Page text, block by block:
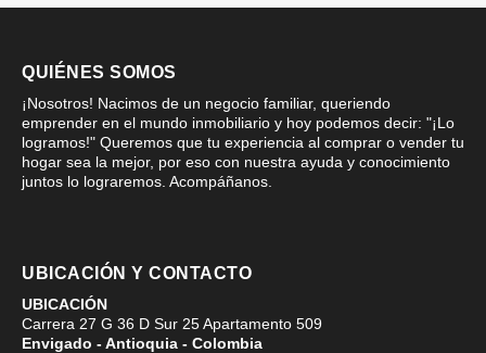
QUIÉNES SOMOS
¡Nosotros! Nacimos de un negocio familiar, queriendo
emprender en el mundo inmobiliario y hoy podemos decir: "¡Lo
logramos!" Queremos que tu experiencia al comprar o vender tu
hogar sea la mejor, por eso con nuestra ayuda y conocimiento
juntos lo lograremos. Acompáñanos.
UBICACIÓN Y CONTACTO
UBICACIÓN
Carrera 27 G 36 D Sur 25 Apartamento 509
Envigado - Antioquia - Colombia